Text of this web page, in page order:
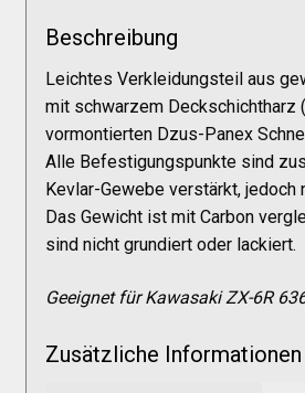
Warenkorb
Kasse
Mein Konto
Allgemeine Geschäftsbedingungen
Beschreibung
Leichtes Verkleidungsteil aus
mit schwarzem Deckschichtharz
vormontierten Dzus-Panex
Alle Befestigungspunkte sind
Kevlar-Gewebe verstärkt, jedoch
Das Gewicht ist mit Carbon
sind nicht grundiert oder lackiert.
Geeignet für Kawasaki ZX-6R
Zusätzliche Informationen